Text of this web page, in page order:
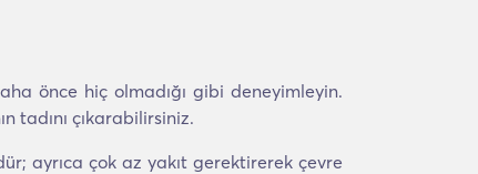
önce hiç olmadığı gibi deneyimleyin.
tadını çıkarabilirsiniz.
ayrıca çok az yakıt gerektirerek çevre